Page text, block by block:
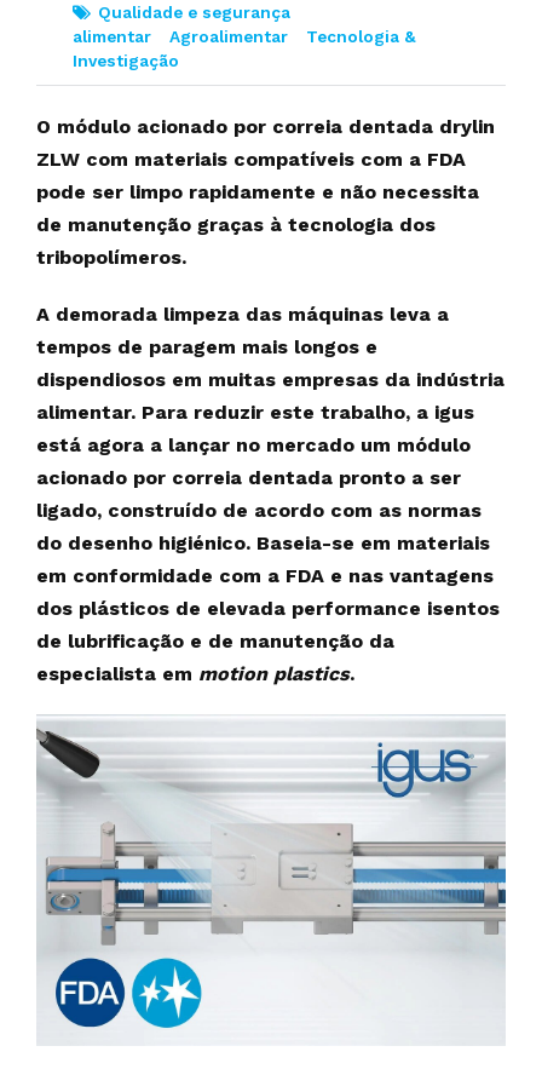
Qualidade e segurança
alimentar
Agroalimentar
Tecnologia &
Investigação
O módulo acionado por correia dentada drylin
ZLW com materiais compatíveis com a FDA
pode ser limpo rapidamente e não necessita
de manutenção graças à tecnologia dos
tribopolímeros.
A demorada limpeza das máquinas leva a
tempos de paragem mais longos e
dispendiosos em muitas empresas da indústria
alimentar. Para reduzir este trabalho, a igus
está agora a lançar no mercado um módulo
acionado por correia dentada pronto a ser
ligado, construído de acordo com as normas
do desenho higiénico. Baseia-se em materiais
em conformidade com a FDA e nas vantagens
dos plásticos de elevada performance isentos
de lubrificação e de manutenção da
especialista em motion plastics.